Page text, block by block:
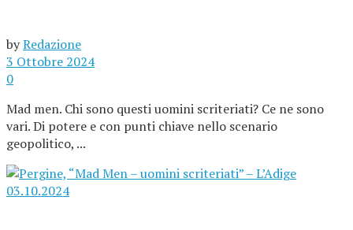
byRedazione
3 Ottobre 2024
0
Mad men. Chi sono questi uomini scriteriati? Ce ne sono
vari. Di potere e con punti chiave nello scenario
geopolitico, ...